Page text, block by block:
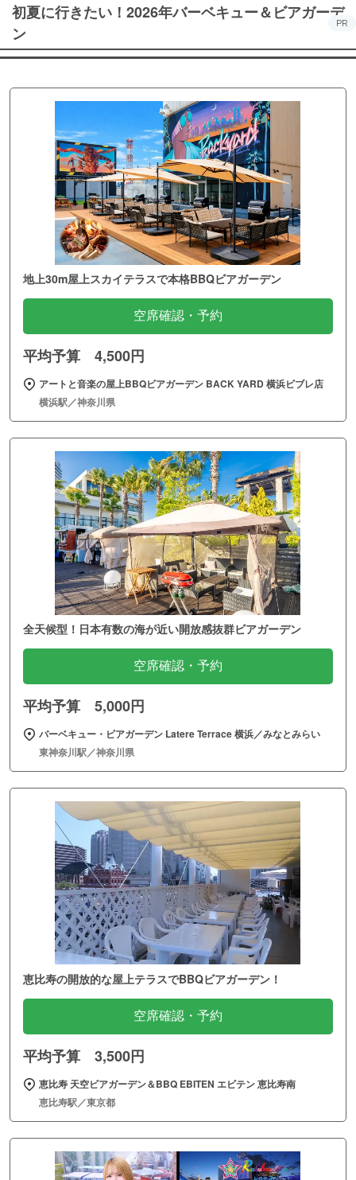
初夏に行きたい！2026年バーベキュー＆ビアガーデ
ン
PR
地上30m屋上スカイテラスで本格BBQビアガーデン
空席確認・予約
平均予算 4,500円
アートと音楽の屋上BBQビアガーデン BACK YARD 横浜ビブレ店
横浜駅／神奈川県
全天候型！日本有数の海が近い開放感抜群ビアガーデン
空席確認・予約
平均予算 5,000円
バーベキュー・ビアガーデン Latere Terrace 横浜／みなとみらい
東神奈川駅／神奈川県
恵比寿の開放的な屋上テラスでBBQビアガーデン！
空席確認・予約
平均予算 3,500円
恵比寿 天空ビアガーデン＆BBQ EBITEN エビテン 恵比寿南
恵比寿駅／東京都